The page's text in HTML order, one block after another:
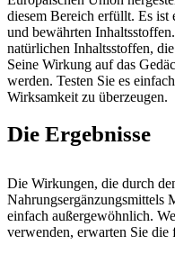
diesem Bereich erfüllt. Es ist
und bewährten
natürlichen Inhaltsstoffen,
Seine Wirkung auf das
werden. Testen Sie es
Wirksamkeit zu überzeugen.
Die Ergebnisse
Die Wirkungen, die durch
Nahrungsergänzungsmittels
einfach außergewöhnlich.
verwenden, erwarten Sie die